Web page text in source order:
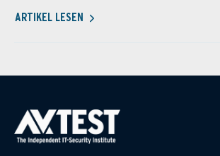
ARTIKEL LESEN